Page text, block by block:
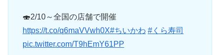
🍣2/10～全国の店舗で開催
https://t.co/q6maVVwh0X#ちいかわ #くら寿司
pic.twitter.com/T9hEmY61PP